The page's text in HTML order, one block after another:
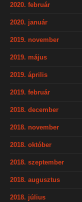
2020. február
2020. január
2019. november
2019. május
2019. április
2019. február
2018. december
2018. november
2018. október
2018. szeptember
2018. augusztus
2018. július